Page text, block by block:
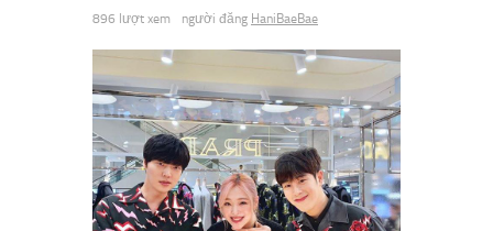
896 lượt xem người đăng HaniBaeBae